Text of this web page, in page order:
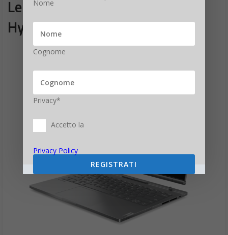
Lenovo ThinkBook Plus Gen 5
Hybrid
Nome
Cognome
Privacy*
Accetto la
Privacy Policy
REGISTRATI